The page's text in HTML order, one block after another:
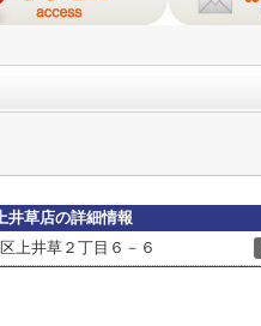
井草店の詳細情報
上井草２丁目６－６